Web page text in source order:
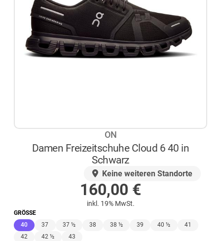
ON
Damen Freizeitschuhe Cloud 6 40 in
Schwarz
Keine weiteren Standorte
160,00 €
inkl. 19% MwSt.
GRÖSSE
40(ausgewählt)
37 37 ½ 38 38 ½ 39 40 ½
41
42
42 ½
43